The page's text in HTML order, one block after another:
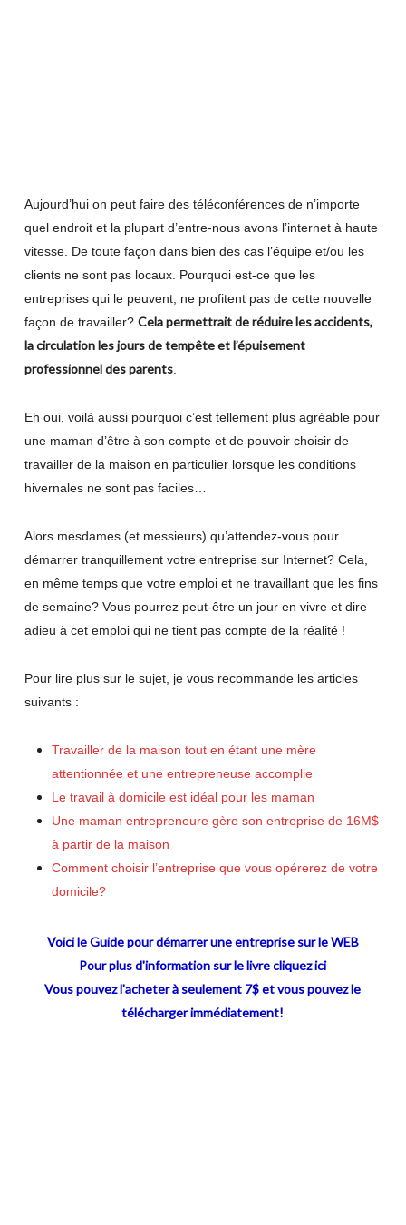
Aujourd’hui on peut faire des téléconférences de n’importe
quel endroit et la plupart d’entre-nous avons l’internet à haute
vitesse. De toute façon dans bien des cas l’équipe et/ou les
clients ne sont pas locaux. Pourquoi est-ce que les
entreprises qui le peuvent, ne profitent pas de cette nouvelle
façon de travailler? Cela permettrait de réduire les accidents,
la circulation les jours de tempête et l’épuisement
professionnel des parents.
Eh oui, voilà aussi pourquoi c’est tellement plus agréable pour
une maman d’être à son compte et de pouvoir choisir de
travailler de la maison en particulier lorsque les conditions
hivernales ne sont pas faciles…
Alors mesdames (et messieurs) qu’attendez-vous pour
démarrer tranquillement votre entreprise sur Internet? Cela,
en même temps que votre emploi et ne travaillant que les fins
de semaine? Vous pourrez peut-être un jour en vivre et dire
adieu à cet emploi qui ne tient pas compte de la réalité !
Pour lire plus sur le sujet, je vous recommande les articles
suivants :
Travailler de la maison tout en étant une mère
attentionnée et une entrepreneuse accomplie
Le travail à domicile est idéal pour les maman
Une maman entrepreneure gère son entreprise de 16M$
à partir de la maison
Comment choisir l’entreprise que vous opérerez de votre
domicile?
Voici le Guide pour démarrer une entreprise sur le WEB
Pour plus d'information sur le livre cliquez ici
Vous pouvez l'acheter à seulement 7$ et vous pouvez le
télécharger immédiatement!